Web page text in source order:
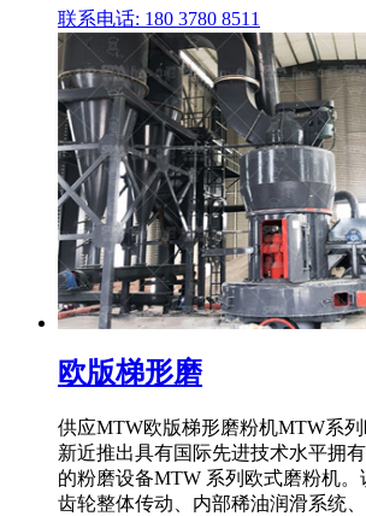
联系电话: 180 3780 8511
欧版梯形磨
供应MTW欧版梯形磨粉机MTW系
新近推出具有国际先进技术水平拥
的粉磨设备MTW 系列欧式磨粉机
齿轮整体传动、内部稀油润滑系统